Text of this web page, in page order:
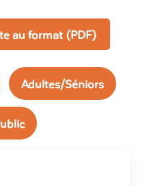
au format (PDF)
Adultes/Séniors